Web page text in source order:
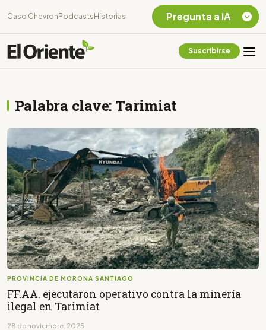
Caso Chevron Podcasts Historias
Suscribirse
Palabra clave: Tarimiat
PROVINCIA DE MORONA SANTIAGO
FF.AA. ejecutaron operativo contra la minería
ilegal en Tarimiat
28 de noviembre, 2025
Pregunta a IA
Amazonia Ecuatoriana
¿En que consiste la
tasa minera que rige en
Ecuador?